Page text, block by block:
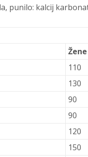
punilo: kalcij
110
130
90
90
120
150